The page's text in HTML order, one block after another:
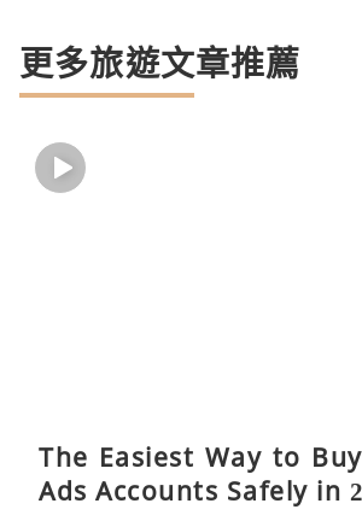
更多旅遊文章推薦
The Easiest Way to
Ads Accounts Safely in